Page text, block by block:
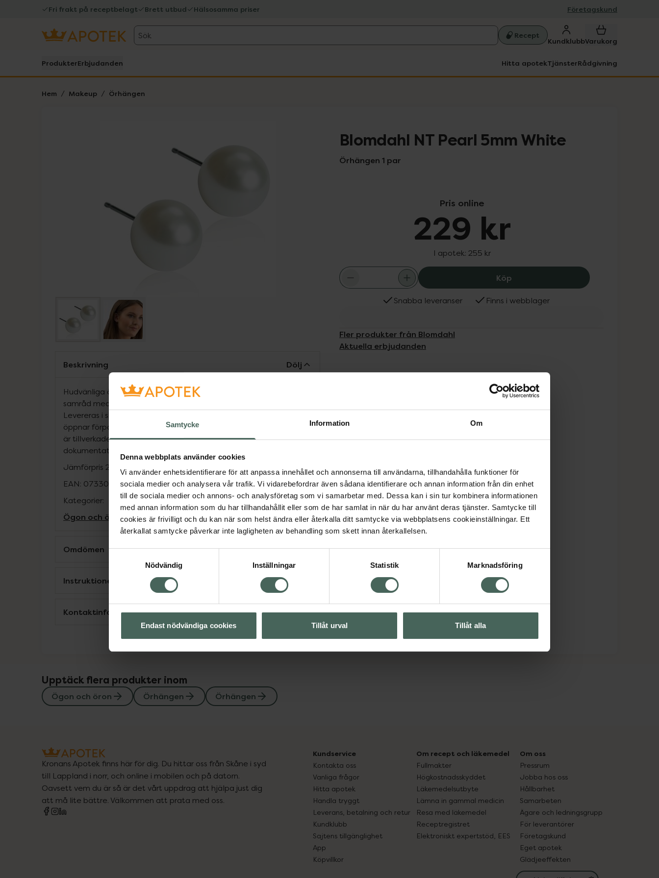
Samtycke Information Om
Denna webbplats använder cookies
Vi använder enhetsidentifierare för att anpassa innehållet och annonserna till användarna, tillhandahålla funktioner för
sociala medier och analysera vår trafik. Vi vidarebefordrar även sådana identifierare och annan information från din enhet
till de sociala medier och annons- och analysföretag som vi samarbetar med. Dessa kan i sin tur kombinera informationen
med annan information som du har tillhandahållit eller som de har samlat in när du har använt deras tjänster. Samtycke till
cookies är frivilligt och du kan när som helst ändra eller återkalla ditt samtycke via webbplatsens cookieinställningar. Ett
återkallat samtycke påverkar inte lagligheten av behandling som skett innan återkallelsen.
Nödvändig
Inställningar Statistik Marknadsföring
Endast nödvändiga cookies Tillåt urval Tillåt alla
Fri frakt på receptbelagt Brett utbud Hälsosamma priser Företagskund
Sök Recept
KundklubbVarukorg
ProdukterErbjudanden Hitta apotekTjänsterRådgivning
Hem Makeup Örhängen
Blomdahl NT Pearl 5mm White
Örhängen 1 par
Pris online
229 kr
I apotek: 255 kr
Köp Blomdahl NT Pearl 5mm White, 229
Snabba leveranser Finns i webblager
Fler produkter från Blomdahl
Aktuella erbjudanden
Beskrivning
Dölj
Hudvänliga örhängen från Blomdahl Örhängen utvecklade i
samråd med hudläkare, i ren medicinsk titan med Swarovski-pärlor.
Levereras i sk Clean pack, som förvarar smycket hygieniskt tills du
öppnar förpackningen. Etiketten fungerar som ett sigill. Smyckena
är tillverkade i Sverige, under fullständig kontroll och
dokumentation.
Jämförpris 255 kr
par
EAN: 07330981154243
Kategorier:
Ögon och öronÖrhängenÖrhängen
Omdömen Visa
Instruktioner Visa
Kontaktinfo tillverkare Visa
Upptäck flera produkter inom
Ögon och öron Örhängen Örhängen
Kronans Apotek finns här för dig. Du hittar oss från Skåne i syd
till Lappland i norr, och online i mobilen och på datorn.
Oavsett vem du är så är det vårt uppdrag att hjälpa just dig
att må lite bättre. Välkommen att prata med oss.
Kundservice
Kontakta oss
Vanliga frågor
Hitta apotek
Handla tryggt
Leverans, betalning och retur
Kundklubb
Sajtens tillgänglighet
App
Köpvillkor
Om recept och läkemedel
Fullmakter
Högkostnadsskyddet
Läkemedelsutbyte
Lämna in gammal medicin
Resa med läkemedel
Receptregistret
Elektroniskt expertstöd, EES
Om oss
Pressrum
Jobba hos oss
Hållbarhet
Samarbeten
Ägare och ledningsgrupp
För leverantörer
Företagskund
Eget apotek
Glädjeeffekten